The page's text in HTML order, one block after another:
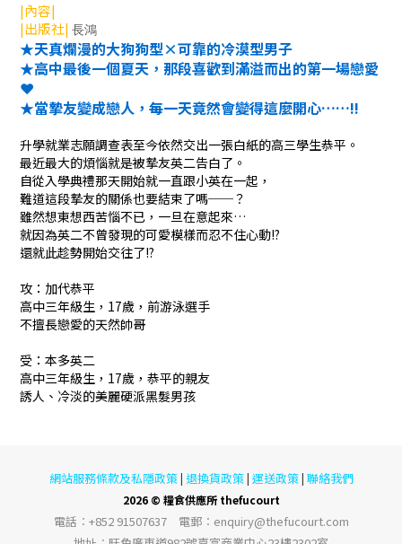
|內容|
|出版社| 長鴻
★天真爛漫的大狗狗型×可靠的冷漠型男子
★高中最後一個夏天，那段喜歡到滿溢而出的第一場戀愛
❤︎
★當摯友變成戀人，每一天竟然會變得這麼開心……!!
升學就業志願調查表至今依然交出一張白紙的高三學生恭平。
最近最大的煩惱就是被摯友英二告白了。
自從入學典禮那天開始就一直跟小英在一起，
難道這段摯友的關係也要結束了嗎──？
雖然想東想西苦惱不已，一旦在意起來…
就因為英二不曾發現的可愛模樣而忍不住心動!?
還就此趁勢開始交往了!?
攻：加代恭平
高中三年級生，17歲，前游泳選手
不擅長戀愛的天然帥哥
受：本多英二
高中三年級生，17歲，恭平的親友
誘人、冷淡的美麗硬派黑髮男孩
網站服務條款及私隱政策| 退換貨政策| 運送政策 | 聯絡我們
2026 © 糧食供應所 thefucourt
電話︰+852 91507637 電郵︰enquiry@thefucourt.com